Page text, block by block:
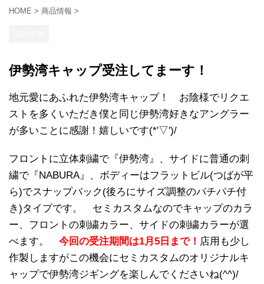
HOME > 商品情報 >
伊勢湾キャップ受注してまーす！
地元愛にあふれた伊勢湾キャップ！ お陰様でリクエ
ストを多くいただき僕と同じ伊勢湾好きなアングラー
が多いことに感謝！嬉しいです(*'▽')/
フロントに立体刺繍で『伊勢湾』、サイドに普通の刺
繍で『NABURA』、ボディーはフラットビル(つばが平
ら)でスナップバック(後ろにサイズ調整のパチパチ付
き)タイプです。 セミカスタムなのでキャップのカラ
ー、フロントの刺繍カラー、サイドの刺繍カラーが選
べます。 今回の受注期間は1月5日まで！ 店用も少し
作製しますがこの機会にセミカスタムのオリジナルキ
ャップで伊勢湾ジギングを楽しんでくださいね(^^)/